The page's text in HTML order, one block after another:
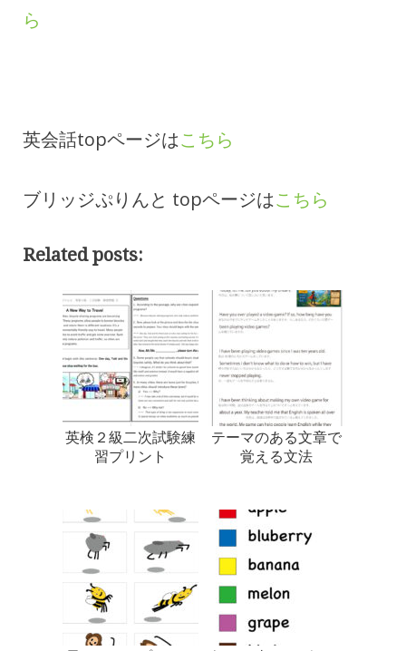
ら
英会話topページはこちら
ブリッジぷりんと topページはこちら
Related posts:
英検２級二次試験練
習プリント
テーマのある文章で
覚える文法